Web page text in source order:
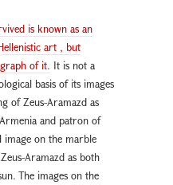
is known as an
art , but
of it. It is not a
basis of its images
of Zeus-Aramazd as
and patron of
image on the marble
Aramazd as both
The images on the